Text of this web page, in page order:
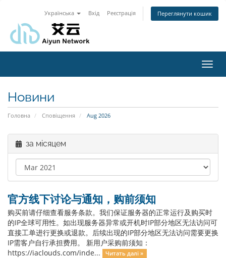
Українська Вхід Реєстрація Переглянути кошик
Новини
Головна Сповіщення Aug 2026
за місяцем
官方线下讨论与通知，购前须知
购买前请仔细查看服务条款。我们保证服务器的正常运行及购买时
的IP全球可用性。如出现服务器异常或开机时IP部分地区无法访问可
直接工单进行更换或退款。后续出现的IP部分地区无法访问需要更换
IP需客户自行承担费用。 新用户采购前须知：
https://iaclouds.com/inde...
Читать далі »